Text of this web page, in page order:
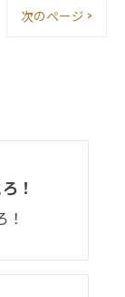
次のページ >
！
！